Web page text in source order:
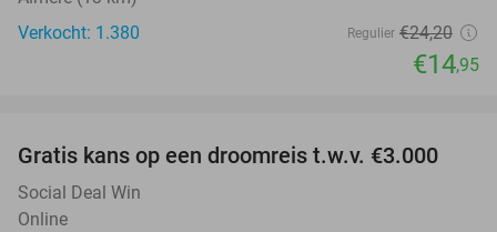
Verkocht: 1.380
Regulier €24,20
€14,95
Gratis kans op een droomreis t.w.v. €3.000
Social Deal Win
Online